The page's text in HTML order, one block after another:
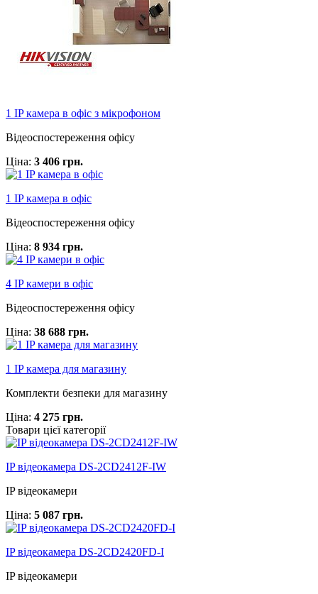
1 IP камера в офіс з мікрофоном
Відеоспостереження офісу
Ціна: 3 406 грн.
1 IP камера в офіс
Відеоспостереження офісу
Ціна: 8 934 грн.
4 IP камери в офіс
Відеоспостереження офісу
Ціна: 38 688 грн.
1 IP камера для магазину
Комплекти безпеки для магазину
Ціна: 4 275 грн.
Товари цієї категорії
IP відеокамера DS-2CD2412F-IW
IP відеокамери
Ціна: 5 087 грн.
IP відеокамера DS-2CD2420FD-I
IP відеокамери